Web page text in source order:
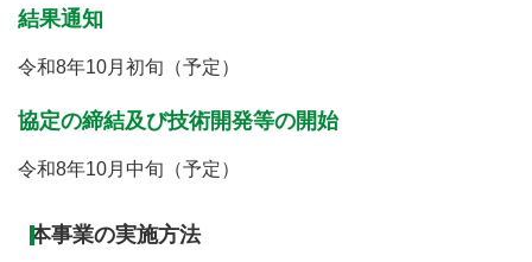
結果通知
令和8年10月初旬（予定）
協定の締結及び技術開発等の開始
令和8年10月中旬（予定）
本事業の実施方法